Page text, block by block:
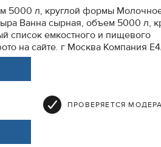
5000 л, круглой формы
Ванна сырная, объем 5000 л,
список емкостного и пищевого
на сайте. г Москва Компания
ПРОВЕРЯЕТСЯ